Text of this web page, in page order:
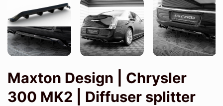
Maxton Design | Chrysler
300 MK2 | Diffuser splitter